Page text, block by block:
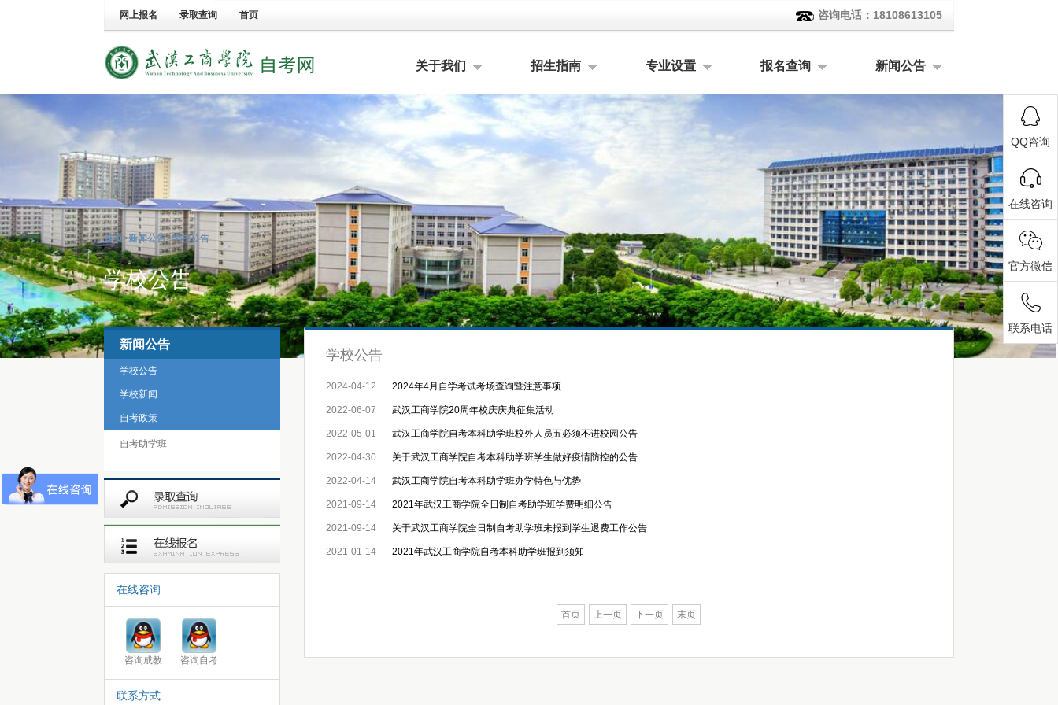
网上报名 录取查询 首页 咨询电话：18108613105
关于我们 招生指南 专业设置 报名查询 新闻公告
首页 >新闻公告>学校公告
学校公告
新闻公告
学校公告
学校新闻
自考政策
自考助学班
在线咨询
咨询成教 咨询自考
联系方式
学校公告
2024-04-12 2024年4月自学考试考场查询暨注意事项
2022-06-07 武汉工商学院20周年校庆庆典征集活动
2022-05-01 武汉工商学院自考本科助学班校外人员五必须不进校园公告
2022-04-30 关于武汉工商学院自考本科助学班学生做好疫情防控的公告
2022-04-14 武汉工商学院自考本科助学班办学特色与优势
2021-09-14 2021年武汉工商学院全日制自考助学班学费明细公告
2021-09-14 关于武汉工商学院全日制自考助学班未报到学生退费工作公告
2021-01-14 2021年武汉工商学院自考本科助学班报到须知
首页 上一页 下一页 末页
QQ咨询
在线咨询
官方微信
联系电话